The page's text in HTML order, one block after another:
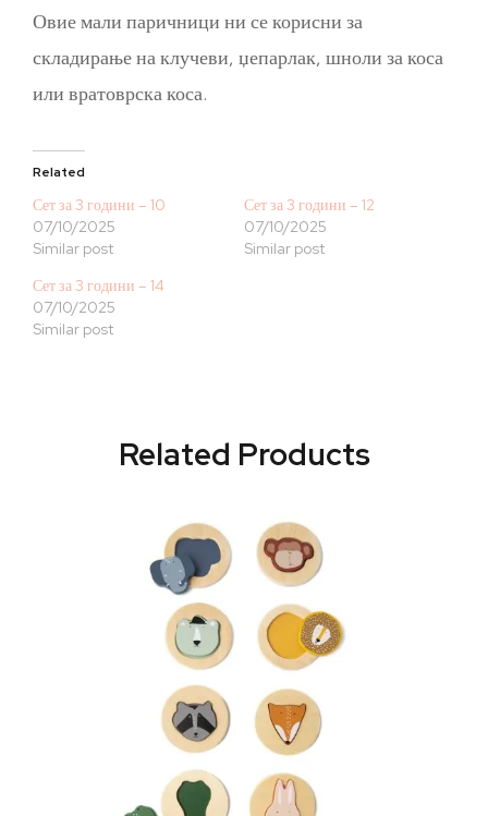
Овие мали паричници ни се корисни за
складирање на клучеви, џепарлак, шноли за коса
или вратоврска коса.
Related
Сет за 3 години – 10
07/10/2025
Similar post
Сет за 3 години – 12
07/10/2025
Similar post
Сет за 3 години – 14
07/10/2025
Similar post
Related Products